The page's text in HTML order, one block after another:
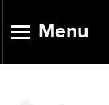
TOGGLE
Menu